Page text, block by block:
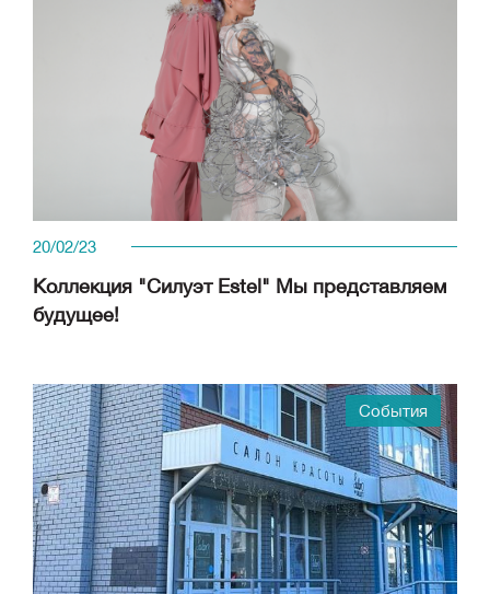
20/02/23
Коллекция "Силуэт Estel" Мы представляем
будущее!
События